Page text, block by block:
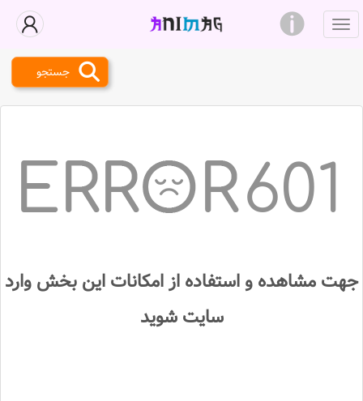
جستجو
601
جهت مشاهده و استفاده از امکانات این بخش وارد
سایت شوید